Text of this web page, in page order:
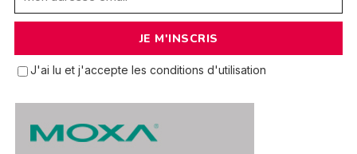
J'ai lu et j'accepte les conditions d'utilisation